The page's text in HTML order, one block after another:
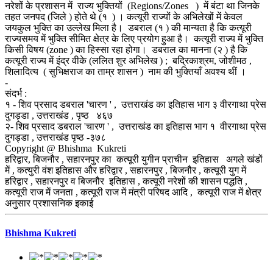
नरेशों के प्रशासन में राज्य भुक्तियों (Regions/Zones ) में बंटा था जिनके
तहत जनपद (जिले ) होते थे (१ ) । कत्यूरी राज्यों के अभिलेखों में केवल
जयकुल भुक्ति का उल्लेख मिला है। डबराल (१ ) की मान्यता है कि कत्यूरी
राज्यसमय में भुक्ति सीमित क्षेत्र के लिए प्रयोग हुआ है। कत्यूरी राज्य में भुक्ति
किसी विषय (zone ) का हिस्सा रहा होगा। डबराल का मानना (२ ) है कि
कत्यूरी राज्य में इंद्र वीके (ललित शुर अभिलेख ) ; बद्रिकाश्रम, जोशीमठ ,
शिलादित्य ( सुभिक्षराज का ताम्र शासन ) नाम की भुक्तियाँ अवश्य थीं ।
-
संदर्भ :
१ - शिव प्रसाद डबराल 'चारण ' , उत्तराखंड का इतिहास भाग ३ वीरगाथा प्रेस
दुगड्डा , उत्तराखंड , पृष्ठ ४६७
२- शिव प्रसाद डबराल 'चारण ' , उत्तराखंड का इतिहास भाग १ वीरगाथा प्रेस
दुगड्डा , उत्तराखंड पृष्ठ -३७८
Copyright @ Bhishma Kukreti
हरिद्वार, बिजनौर , सहारनपुर का कत्यूरी युगीन प्राचीन इतिहास अगले खंडों
में , कत्युरी वंश इतिहास और हरिद्वार , सहारनपुर , बिजनौर , कत्यूरी युग में
हरिद्वार , सहारनपुर व बिजनौर इतिहास , कत्यूरी नरेशों की शासन पद्धति ,
कत्यूरी राज में जनता , कत्यूरी राज में मंत्री परिषद आदि , कत्यूरी राज में क्षेत्र
अनुसार प्रशासनिक इकाई
Bhishma Kukreti